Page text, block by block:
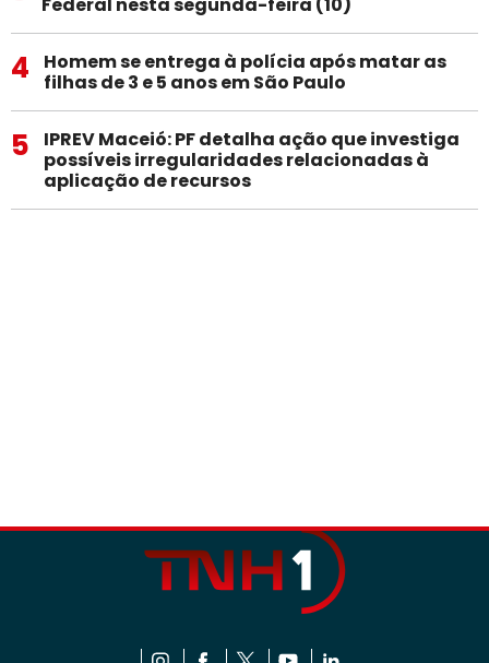
4
Homem se entrega à polícia após matar as
filhas de 3 e 5 anos em São Paulo
5
IPREV Maceió: PF detalha ação que investiga
possíveis irregularidades relacionadas à
aplicação de recursos